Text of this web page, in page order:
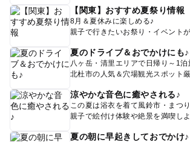
【関東】おすすめ夏祭り情報
8月＆夏休みに楽しめる♪
親子で行きたいお祭り・イベント
夏のドライブ＆おでかけにも♪
八ヶ岳・清里エリアで日帰り～1泊
北杜市の人気＆穴場観光スポット
涼やかな音色に癒やされる♪
この夏は浴衣を着て風鈴市・まつり
親子で絵付け体験や絶景を満喫し
夏の朝に早起きしておでかけ♪